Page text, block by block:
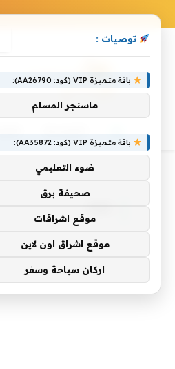
»
AMC
توصيات :
باقة متميزة VIP (كود: AA26790):
ماسنجر المسلم
باقة متميزة VIP (كود: AA35872):
ضوء التعليمي
صحيفة برق
موقع اشراقات
موقع اشراق اون لاين
اركان سياحة وسفر